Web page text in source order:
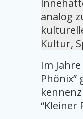
analog
Kultur,
Im
“Kleiner